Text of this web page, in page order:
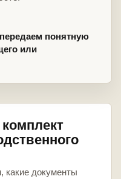
понятную
или
какие документы